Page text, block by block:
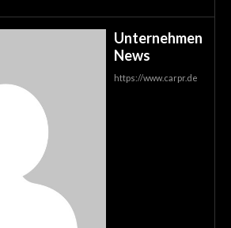
Unternehmen
News
https://www.carpr.de